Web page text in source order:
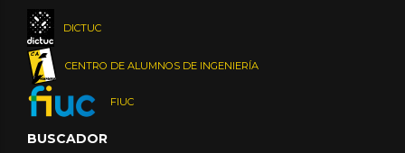
DICTUC
CENTRO DE ALUMNOS DE INGENIERÍA
FIUC
BUSCADOR